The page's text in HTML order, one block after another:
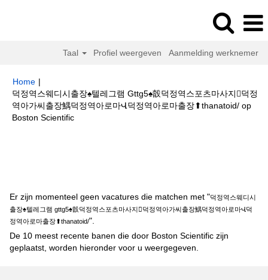
Taal Profiel weergeven Aanmelding werknemer
Home |
덕정역스웨디시출장♠텔레그램 Gttg5♠瞉덕정역스포츠마사지덕정
역아가씨출장鰅덕정역아로마Վ덕정역아로마출장⬆thanatoid/ op
Boston Scientific(huidige
Er zijn momenteel geen vacatures die matchen met "덕정역스웨디시
출장♠텔레그램 gttg5♠瞉덕정역스포츠마사지덕정역아가씨출장鰅덕정역아로마Վ덕
정역아로마출장⬆thanatoid/".
De 10 meest recente banen die door Boston Scientific zijn
geplaatst, worden hieronder voor u weergegeven.